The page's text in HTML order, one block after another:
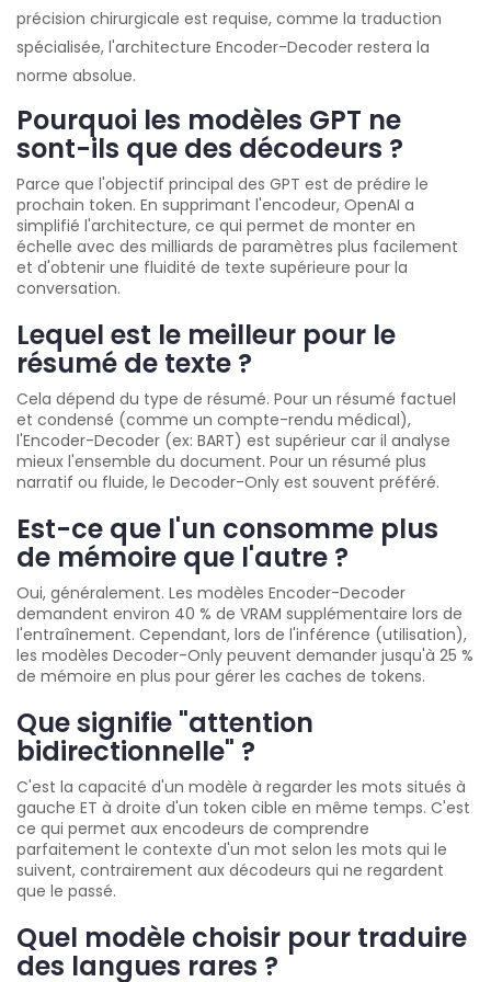
précision chirurgicale est requise, comme la traduction
spécialisée, l'architecture Encoder-Decoder restera la
norme absolue.
Pourquoi les modèles GPT ne
sont-ils que des décodeurs ?
Parce que l'objectif principal des GPT est de prédire le
prochain token. En supprimant l'encodeur, OpenAI a
simplifié l'architecture, ce qui permet de monter en
échelle avec des milliards de paramètres plus facilement
et d'obtenir une fluidité de texte supérieure pour la
conversation.
Lequel est le meilleur pour le
résumé de texte ?
Cela dépend du type de résumé. Pour un résumé factuel
et condensé (comme un compte-rendu médical),
l'Encoder-Decoder (ex: BART) est supérieur car il analyse
mieux l'ensemble du document. Pour un résumé plus
narratif ou fluide, le Decoder-Only est souvent préféré.
Est-ce que l'un consomme plus
de mémoire que l'autre ?
Oui, généralement. Les modèles Encoder-Decoder
demandent environ 40 % de VRAM supplémentaire lors de
l'entraînement. Cependant, lors de l'inférence (utilisation),
les modèles Decoder-Only peuvent demander jusqu'à 25 %
de mémoire en plus pour gérer les caches de tokens.
Que signifie "attention
bidirectionnelle" ?
C'est la capacité d'un modèle à regarder les mots situés à
gauche ET à droite d'un token cible en même temps. C'est
ce qui permet aux encodeurs de comprendre
parfaitement le contexte d'un mot selon les mots qui le
suivent, contrairement aux décodeurs qui ne regardent
que le passé.
Quel modèle choisir pour traduire
des langues rares ?